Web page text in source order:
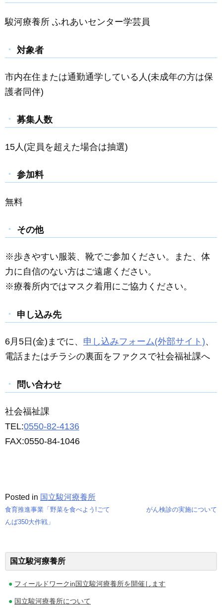
駿河療養所 ふれあいセンター学芸員
対象者
市内在住または通勤通学している人(未成年の方は保
護者同伴)
募集人数
15人(定員を超えた場合は抽選)
参加料
無料
その他
※歩きやすい服装、靴でご参加ください。また、体
力に自信のない方はご遠慮ください。
※療養所内ではマスク着用にご協力ください。
申し込み先
6月5日(金)までに、 申し込みフォーム(外部サイト)、
電話またはチラシの裏面をファクスで社会福祉課へ
問い合わせ
社会福祉課
TEL:0550-82-4136
FAX:0550-84-1046
Posted in 国立駿河療養所
投
ナ
食育推進事業「野菜を食べよう!ごて
んば350大作戦」
がん検診の実施について
国立駿河療養所
フィールドワークin国立駿河療養所を開催します
国立駿河療養所について